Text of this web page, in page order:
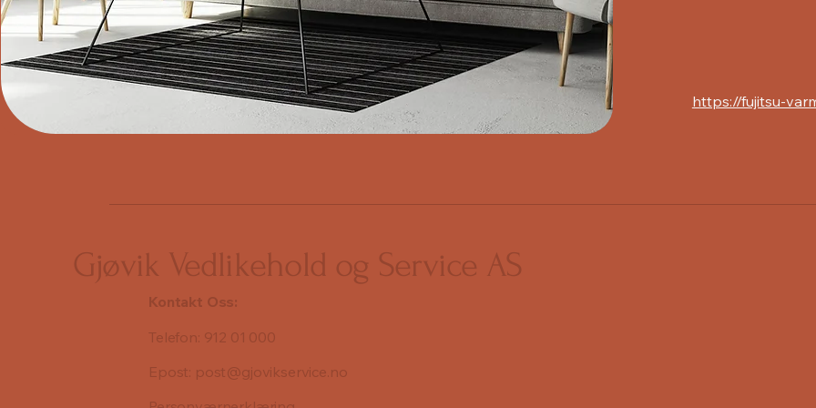
https://fujitsu-
Gjøvik Vedlikehold og Service AS
Kontakt Oss:
Telefon: 912 01 000
Epost: post@gjovikservice.no